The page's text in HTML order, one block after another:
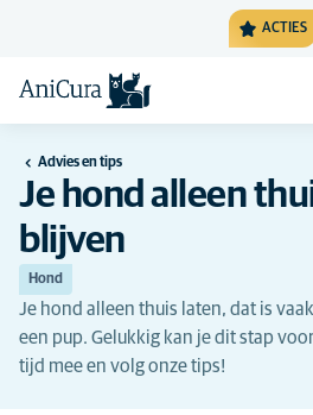
ACTIES
Advies en tips
Je hond alleen
blijven
Hond
Je hond alleen thuis laten, dat is
een pup. Gelukkig kan je dit stap
tijd mee en volg onze tips!